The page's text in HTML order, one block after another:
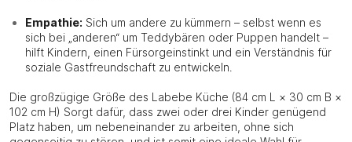
Empathie: Sich um andere zu kümmern – selbst wenn es
sich bei „anderen“ um Teddybären oder Puppen handelt –
hilft Kindern, einen Fürsorgeinstinkt und ein Verständnis für
soziale Gastfreundschaft zu entwickeln.
Die großzügige Größe des Labebe Küche (84 cm L × 30 cm B ×
102 cm H) Sorgt dafür, dass zwei oder drei Kinder genügend
Platz haben, um nebeneinander zu arbeiten, ohne sich